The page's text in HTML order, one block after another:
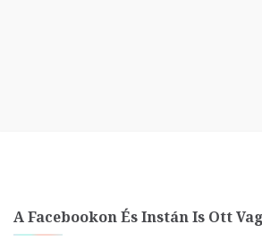
A Facebookon És Instán Is Ott